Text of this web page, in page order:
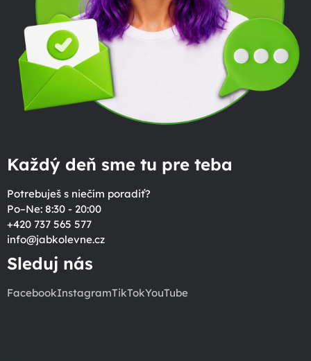
Každý deň sme tu pre teba
Potrebuješ s niečím poradiť?
Po–Ne: 8:30 - 20:00
+420 737 565 577
info@jabkolevne.cz
Sleduj nás
FacebookInstagramTikTokYouTube